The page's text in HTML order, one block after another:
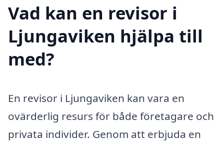
Vad kan en revisor i
Ljungaviken hjälpa till
med?
En revisor i Ljungaviken kan vara en
ovärderlig resurs för både företagare och
privata individer. Genom att erbjuda en